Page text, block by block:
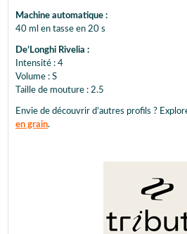
Machine automatique :
40 ml en tasse en 20 s
De’Longhi Rivelia :
Intensité : 4
Volume : S
Taille de mouture : 2.5
Envie de découvrir d’autres profils ?
en grain.